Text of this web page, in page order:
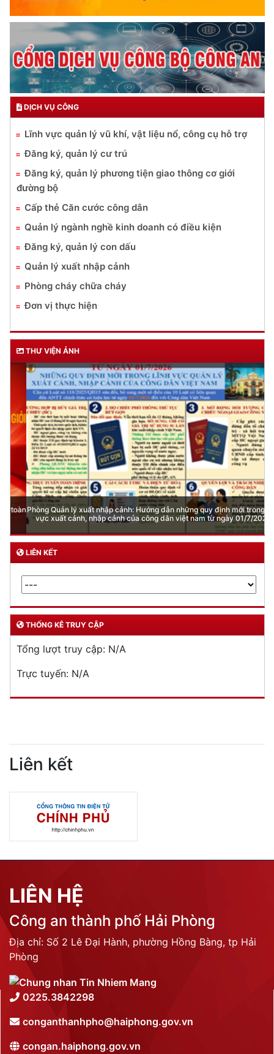
DỊCH VỤ CÔNG
Lĩnh vực quản lý vũ khí, vật liệu nổ, công cụ hỗ trợ
Đăng ký, quản lý cư trú
Đăng ký, quản lý phương tiện giao thông cơ giới
đường bộ
Cấp thẻ Căn cước công dân
Quản lý ngành nghề kinh doanh có điều kiện
Đăng ký, quản lý con dấu
Quản lý xuất nhập cảnh
Phòng cháy chữa cháy
Đơn vị thực hiện
THƯ VIỆN ẢNH
Phòng Quản lý xuất nhập cảnh: Hướng dẫn những quy định mới trong lĩnh
vực xuất cảnh, nhập cảnh của công dân việt nam từ ngày 01/7/2026
LIÊN KẾT
THỐNG KÊ TRUY CẬP
Tổng lượt truy cập: N/A
Trực tuyến: N/A
Liên kết
LIÊN HỆ
Công an thành phố Hải Phòng
Địa chỉ: Số 2 Lê Đại Hành, phường Hồng Bàng, tp Hải
Phòng
0225.3842298
conganthanhpho@haiphong.gov.vn
congan.haiphong.gov.vn